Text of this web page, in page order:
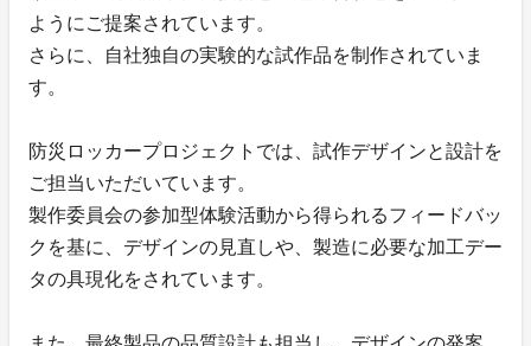
ようにご提案されています。
さらに、自社独自の実験的な試作品を制作されていま
す。
防災ロッカープロジェクトでは、試作デザインと設計を
ご担当いただいています。
製作委員会の参加型体験活動から得られるフィードバッ
クを基に、デザインの見直しや、製造に必要な加工デー
タの具現化をされています。